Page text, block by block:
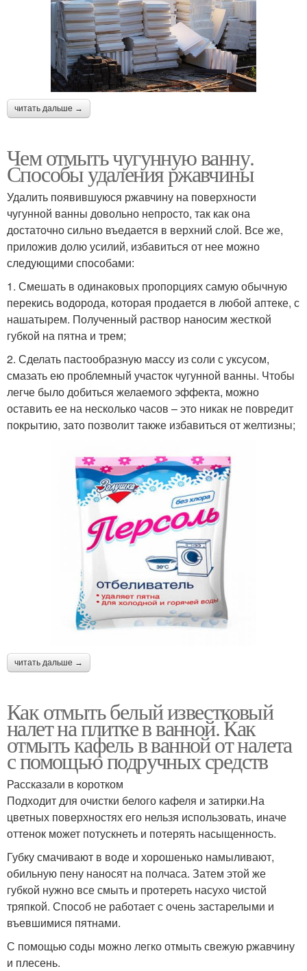
читать дальше →
Чем отмыть чугунную ванну.
Способы удаления ржавчины
Удалить появившуюся ржавчину на поверхности
чугунной ванны довольно непросто, так как она
достаточно сильно въедается в верхний слой. Все же,
приложив долю усилий, избавиться от нее можно
следующими способами:
1. Смешать в одинаковых пропорциях самую обычную
перекись водорода, которая продается в любой аптеке, с
нашатырем. Полученный раствор наносим жесткой
губкой на пятна и трем;
2. Сделать пастообразную массу из соли с уксусом,
смазать ею проблемный участок чугунной ванны. Чтобы
легче было добиться желаемого эффекта, можно
оставить ее на несколько часов – это никак не повредит
покрытию, зато позволит также избавиться от желтизны;
читать дальше →
Как отмыть белый известковый
налет на плитке в ванной. Как
отмыть кафель в ванной от налета
с помощью подручных средств
Рассказали в коротком
Подходит для очистки белого кафеля и затирки.На
цветных поверхностях его нельзя использовать, иначе
оттенок может потускнеть и потерять насыщенность.
Губку смачивают в воде и хорошенько намыливают,
обильную пену наносят на полчаса. Затем этой же
губкой нужно все смыть и протереть насухо чистой
тряпкой. Способ не работает с очень застарелыми и
въевшимися пятнами.
С помощью соды можно легко отмыть свежую ржавчину
и плесень.